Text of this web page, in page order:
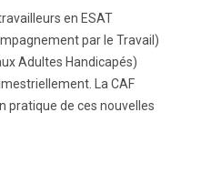
en ESAT
par le Travail)
Adultes Handicapés)
La CAF
pratique de ces nouvelles